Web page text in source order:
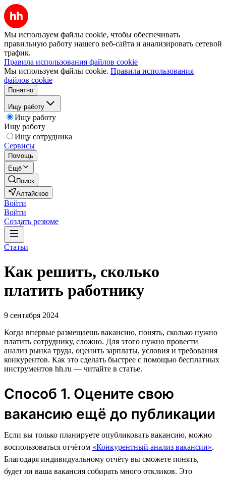
Мы используем файлы cookie, чтобы обеспечивать
правильную работу нашего веб-сайта и анализировать сетевой
трафик.
Правила использования файлов cookie
Мы используем файлы cookie. Правила использования
файлов cookie
Понятно
Ищу работу
Ищу работу
Ищу работу
Ищу сотрудника
Сервисы
Помощь
Ещё
Поиск
Алтайское
Войти
Войти
Создать резюме
Статьи
Как решить, сколько
платить работнику
9 сентября 2024
Когда впервые размещаешь вакансию, понять, сколько нужно
платить сотруднику, сложно. Для этого нужно провести
анализ рынка труда, оценить зарплаты, условия и требования
конкурентов. Как это сделать быстрее с помощью бесплатных
инструментов hh.ru — читайте в статье.
Способ 1. Оцените свою
вакансию ещё до публикации
Если вы только планируете опубликовать вакансию, можно
воспользоваться отчётом «Конкурентный анализ вакансии».
Благодаря индивидуальному отчёту вы сможете понять,
будет ли ваша вакансия собирать много откликов. Это